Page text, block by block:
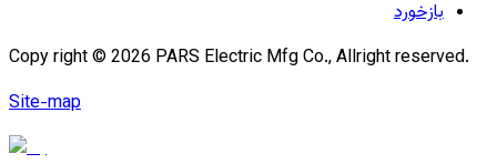
بازخورد
Copy right © 2026 PARS Electric Mfg Co., Allright reserved.
Site-map